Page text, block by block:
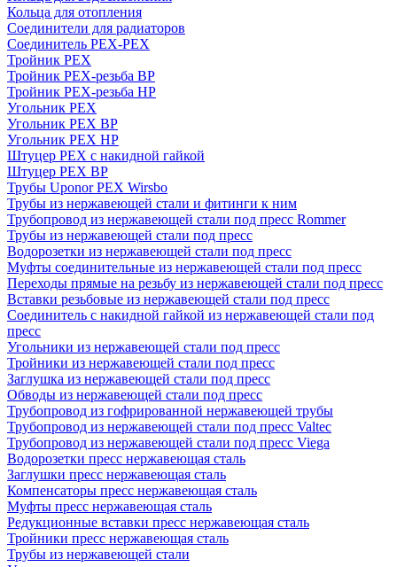
Кольца для отопления
Соединители для радиаторов
Соединитель PEX-PEX
Тройник PEX
Тройник PEX-резьба ВР
Тройник PEX-резьба НР
Угольник PEX
Угольник PEX ВР
Угольник PEX НР
Штуцер PEX c накидной гайкой
Штуцер PEX ВР
Трубы Uponor PEX Wirsbo
Трубы из нержавеющей стали и фитинги к ним
Трубопровод из нержавеющей стали под пресс Rommer
Трубы из нержавеющей стали под пресс
Водорозетки из нержавеющей стали под пресс
Муфты соединительные из нержавеющей стали под пресс
Переходы прямые на резьбу из нержавеющей стали под пресс
Вставки резьбовые из нержавеющей стали под пресс
Соединитель с накидной гайкой из нержавеющей стали под
пресс
Угольники из нержавеющей стали под пресс
Тройники из нержавеющей стали под пресс
Заглушка из нержавеющей стали под пресс
Обводы из нержавеющей стали под пресс
Трубопровод из гофрированной нержавеющей трубы
Трубопровод из нержавеющей стали под пресс Valtec
Трубопровод из нержавеющей стали под пресс Viega
Водорозетки пресс нержавеющая сталь
Заглушки пресс нержавеющая сталь
Компенсаторы пресс нержавеющая сталь
Муфты пресс нержавеющая сталь
Редукционные вставки пресс нержавеющая сталь
Тройники пресс нержавеющая сталь
Трубы из нержавеющей стали